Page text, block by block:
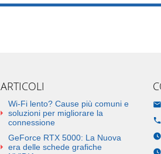
ARTICOLI
Wi-Fi lento? Cause più comuni e
soluzioni per migliorare la
connessione
GeForce RTX 5000: La Nuova
era delle schede grafiche